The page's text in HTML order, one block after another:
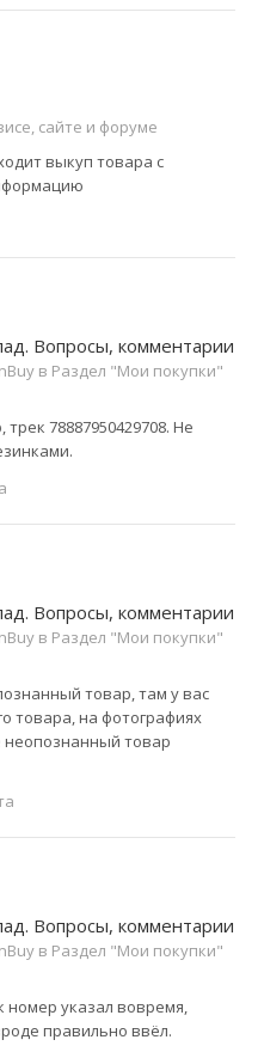
сайте и форуме
выкуп товара с
Вопросы, комментарии
в Раздел "Мои покупки"
78887950429708. Не
Вопросы, комментарии
в Раздел "Мои покупки"
товар, там у вас
товара, на фотографиях
неопознанный товар
Вопросы, комментарии
в Раздел "Мои покупки"
номер указал вовремя,
правильно ввёл.